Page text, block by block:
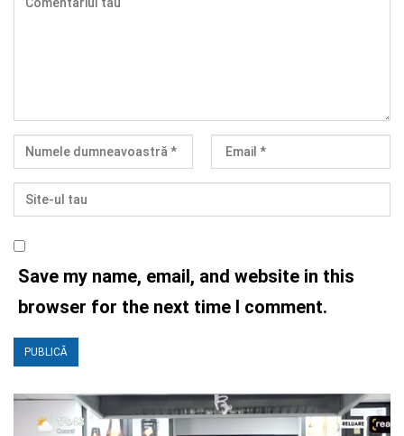
Save my name, email, and website in this
browser for the next time I comment.